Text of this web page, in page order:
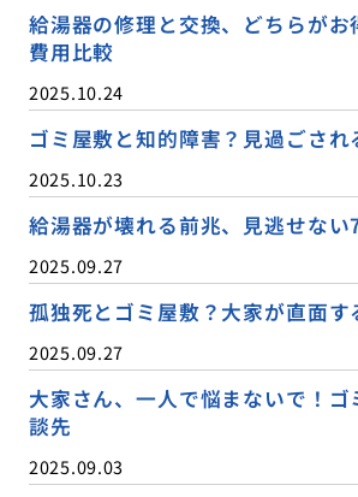
給湯器の修理と交換、どちらがお
費用比較
2025.10.24
ゴミ屋敷と知的障害？見過ごさ
2025.10.23
給湯器が壊れる前兆、見逃せない
2025.09.27
孤独死とゴミ屋敷？大家が直面す
2025.09.27
大家さん、一人で悩まないで！ゴ
談先
2025.09.03